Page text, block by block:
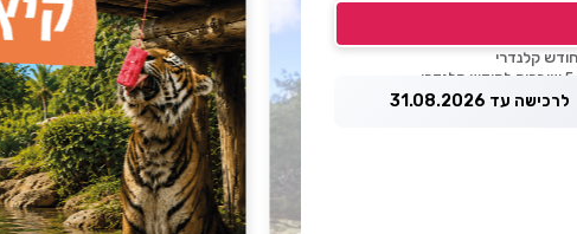
לרכישה עד 31.08.2026